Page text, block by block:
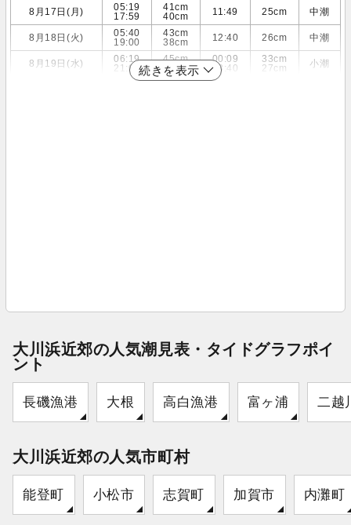
8月17日(月)
05:19
17:59
41cm
40cm
11:49 25cm 中潮
8月18日(火)
05:40
19:00
43cm
38cm
12:40 26cm 中潮
8月19日(水)
06:19
21:00
45cm
37cm
00:09
13:40
33cm
27cm
小潮
続きを表示
大川浜近郊の人気潮見表・タイドグラフポイ
ント
長磯漁港 大根 高白漁港 富ヶ浦 二越
大川浜近郊の人気市町村
能登町 小松市 志賀町 加賀市 内灘町